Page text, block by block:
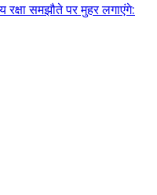
रक्षा समझौते पर मुहर लगाएंगे: